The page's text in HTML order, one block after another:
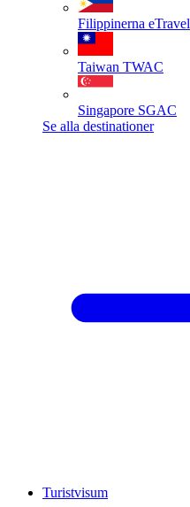
Filippinerna eTravel
Taiwan TWAC
Singapore SGAC
Se alla destinationer
Turistvisum